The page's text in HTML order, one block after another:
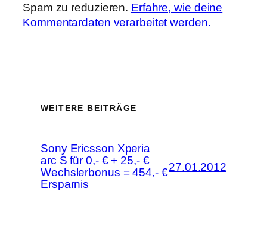
Spam zu reduzieren. Erfahre, wie deine
Kommentardaten verarbeitet werden.
WEITERE BEITRÄGE
Sony Ericsson Xperia
arc S für 0,- € + 25,- €
Wechslerbonus = 454,- €
Ersparnis
27.01.2012